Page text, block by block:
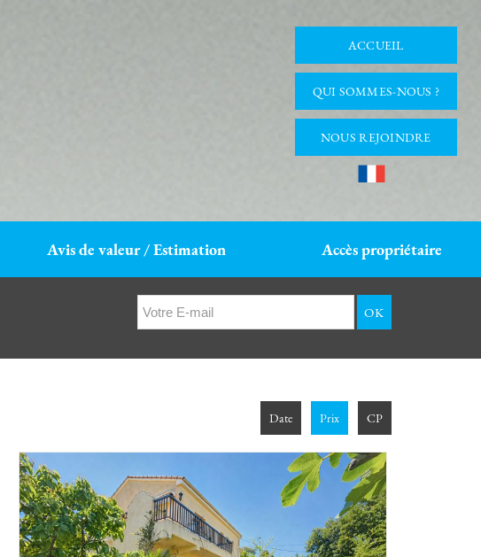
ACCUEIL
QUI SOMMES-NOUS ?
NOUS REJOINDRE
Avis de valeur / Estimation Accès propriétaire
Date Prix CP